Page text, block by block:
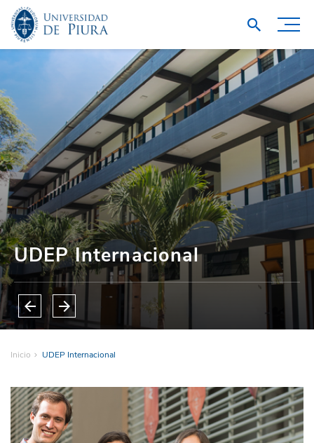
UDEP Internacional
UDEP Internacional
Inicio UDEP Internacional